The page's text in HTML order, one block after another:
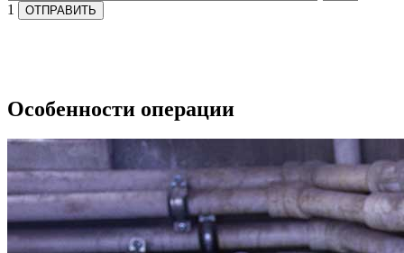
1
Особенности операции